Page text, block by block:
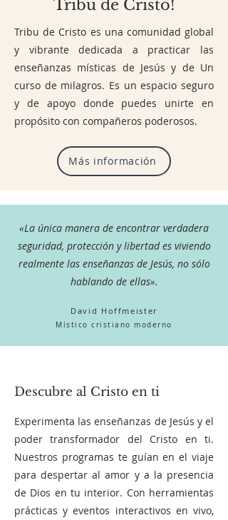
Tribu de Cristo!
Tribu de Cristo es una comunidad global
y vibrante dedicada a practicar las
enseñanzas místicas de Jesús y de Un
curso de milagros. Es un espacio seguro
y de apoyo donde puedes unirte en
propósito con compañeros poderosos.
Más información
«La única manera de encontrar verdadera
seguridad, protección y libertad es viviendo
realmente las enseñanzas de Jesús, no sólo
hablando de ellas».
David H offmeister
Místico cristiano moderno
Descubre al Cristo en ti
Experimenta las enseñanzas de Jesús y el
poder transformador del Cristo en ti.
Nuestros programas te guían en el viaje
para despertar al amor y a la presencia
de Dios en tu interior. Con herramientas
prácticas y eventos interactivos en vivo,